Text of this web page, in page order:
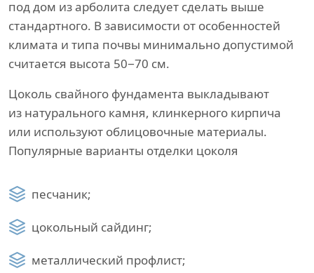
под дом из арболита следует сделать выше
стандартного. В зависимости от особенностей
климата и типа почвы минимально допустимой
считается высота 50−70 см.
Цоколь свайного фундамента выкладывают
из натурального камня, клинкерного кирпича
или используют облицовочные материалы.
Популярные варианты отделки цоколя
песчаник;
цокольный сайдинг;
металлический профлист;